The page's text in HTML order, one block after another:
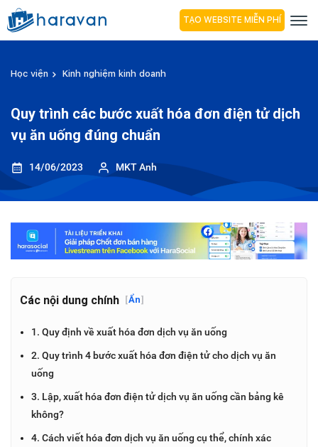
TẠO WEBSITE MIỄN PHÍ
Học viện Kinh nghiệm kinh doanh
Quy trình các bước xuất hóa đơn điện tử dịch
vụ ăn uống đúng chuẩn
14/06/2023 MKT Anh
Các nội dung chính [Ẩn]
1. Quy định về xuất hóa đơn dịch vụ ăn uống
2. Quy trình 4 bước xuất hóa đơn điện tử cho dịch vụ ăn
uống
3. Lập, xuất hóa đơn điện tử dịch vụ ăn uống cần bảng kê
không?
4. Cách viết hóa đơn dịch vụ ăn uống cụ thể, chính xác